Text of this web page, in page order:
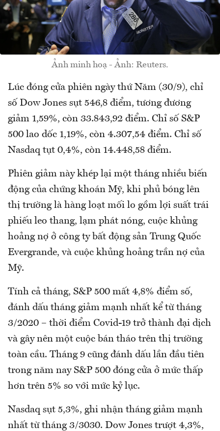
Ảnh minh hoạ - Ảnh: Reuters.
Lúc đóng cửa phiên ngày thứ Năm (30/9), chỉ
số Dow Jones sụt 546,8 điểm, tương đương
giảm 1,59%, còn 33.843,92 điểm. Chỉ số S&P
500 lao dốc 1,19%, còn 4.307,54 điểm. Chỉ số
Nasdaq tụt 0,4%, còn 14.448,58 điểm.
Phiên giảm này khép lại một tháng nhiều biến
động của chứng khoán Mỹ, khi phủ bóng lên
thị trường là hàng loạt mối lo gồm lợi suất trái
phiếu leo thang, lạm phát nóng, cuộc khủng
hoảng nợ ở công ty bất động sản Trung Quốc
Evergrande, và cuộc khủng hoảng trần nợ của
Mỹ.
Tính cả tháng, S&P 500 mất 4,8% điểm số,
đánh dấu tháng giảm mạnh nhất kể từ tháng
3/2020 – thời điểm Covid-19 trở thành đại dịch
và gây nên một cuộc bán tháo trên thị trường
toàn cầu. Tháng 9 cũng đánh dấu lần đầu tiên
trong năm nay S&P 500 đóng cửa ở mức thấp
hơn trên 5% so với mức kỷ lục.
Nasdaq sụt 5,3%, ghi nhận tháng giảm mạnh
nhất từ tháng 3/3030. Dow Jones trượt 4,3%,